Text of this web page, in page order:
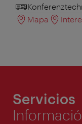
Mapa
Servicios